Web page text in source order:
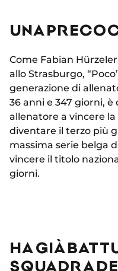
UNA
Come Fabian
allo Strasburgo,
generazione di
36 anni e 347 giorni,
allenatore a vincere
diventare il terzo più
massima serie belga
vincere il titolo
giorni.
HA GIÀ
SQUADRA